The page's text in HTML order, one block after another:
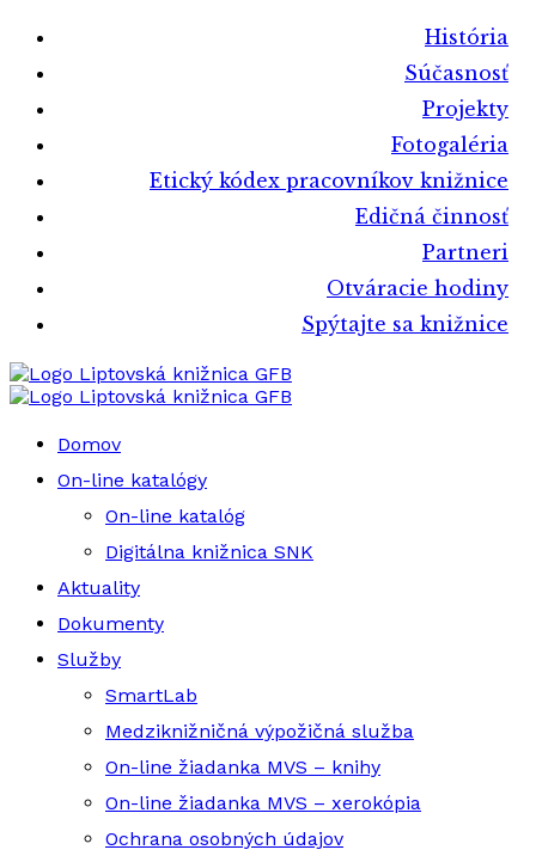
História
Súčasnosť
Projekty
Fotogaléria
Etický kódex pracovníkov knižnice
Edičná činnosť
Partneri
Otváracie hodiny
Spýtajte sa knižnice
Liptovská knižnica GFB
Liptovská knižnica GFB
Domov
On-line katalógy
On-line katalóg
Digitálna knižnica SNK
Aktuality
Dokumenty
Služby
SmartLab
Medziknižničná výpožičná služba
On-line žiadanka MVS – knihy
On-line žiadanka MVS – xerokópia
Ochrana osobných údajov